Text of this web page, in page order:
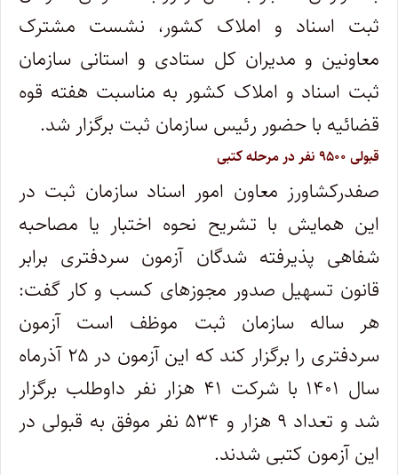
ثبت اسناد و املاک کشور، نشست مشترک
معاونین و مدیران کل ستادی و استانی سازمان
ثبت اسناد و املاک کشور به مناسبت هفته قوه
قضائیه با حضور رئیس سازمان ثبت برگزار شد.
قبولی ۹۵۰۰ نفر در مرحله کتبی
صفدرکشاورز معاون امور اسناد سازمان ثبت در
این همایش با تشریح نحوه اختبار یا مصاحبه
شفاهی پذیرفته شدگان آزمون سردفتری برابر
قانون تسهیل صدور مجوزهای کسب و کار گفت:
هر ساله سازمان ثبت موظف است آزمون
سردفتری را برگزار کند که این آزمون در ۲۵ آذرماه
سال ۱۴۰۱ با شرکت ۴۱ هزار نفر داوطلب برگزار
شد و تعداد ۹ هزار و ۵۳۴ نفر موفق به قبولی در
این آزمون کتبی شدند.